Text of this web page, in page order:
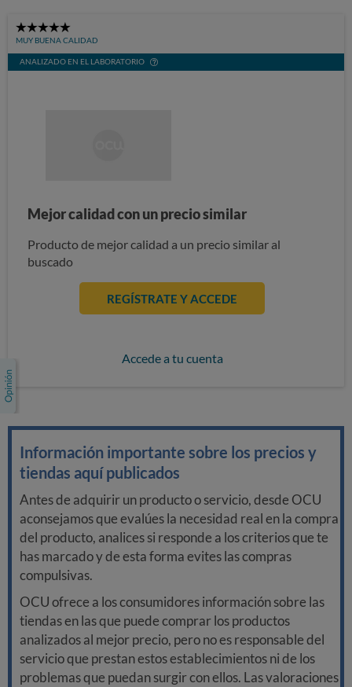
5
Stars
MUY BUENA CALIDAD
ANALIZADO EN EL LABORATORIO
Mejor calidad con un precio similar
Producto de mejor calidad a un precio similar al
buscado
REGÍSTRATE Y ACCEDE
Accede a tu cuenta
Información importante sobre los precios y
tiendas aquí publicados
Antes de adquirir un producto o servicio, desde OCU
aconsejamos que evalúes la necesidad real en la compra
del producto, analices si responde a los criterios que te
has marcado y de esta forma evites las compras
compulsivas.
OCU ofrece a los consumidores información sobre las
tiendas en las que puede comprar los productos
analizados al mejor precio, pero no es responsable del
servicio que prestan estos establecimientos ni de los
problemas que puedan surgir con ellos. Las valoraciones